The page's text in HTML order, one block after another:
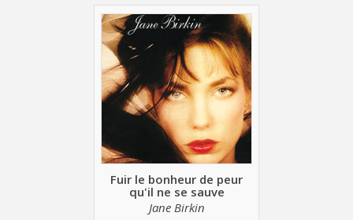
Fuir le bonheur de peur
qu'il ne se sauve
Jane Birkin